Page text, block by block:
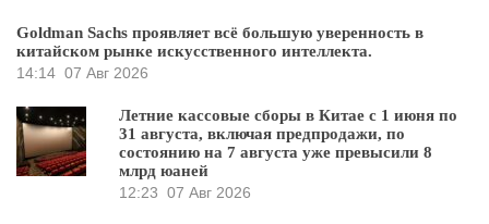
Goldman Sachs проявляет всё большую уверенность в
китайском рынке искусственного интеллекта.
14:14 07 Авг 2026
Летние кассовые сборы в Китае с 1 июня по
31 августа, включая предпродажи, по
состоянию на 7 августа уже превысили 8
млрд юаней
12:23 07 Авг 2026